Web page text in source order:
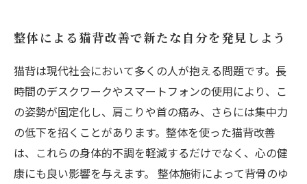
整体による猫背改善で新たな自分を発見しよう
猫背は現代社会において多くの人が抱える問題です。長
時間のデスクワークやスマートフォンの使用により、こ
の姿勢が固定化し、肩こりや首の痛み、さらには集中力
の低下を招くことがあります。整体を使った猫背改善
は、これらの身体的不調を軽減するだけでなく、心の健
康にも良い影響を与えます。 整体施術によって背骨のゆ